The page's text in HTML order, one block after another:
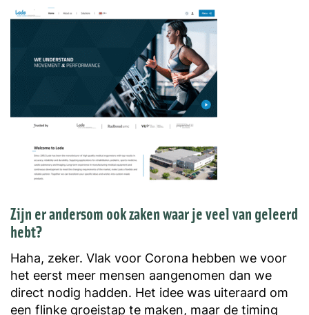
Zijn er andersom ook zaken waar je veel van geleerd
hebt?
Haha, zeker. Vlak voor Corona hebben we voor
het eerst meer mensen aangenomen dan we
direct nodig hadden. Het idee was uiteraard om
een flinke groeistap te maken, maar de timing